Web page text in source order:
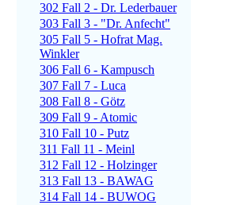
302 Fall 2 - Dr. Lederbauer
303 Fall 3 - "Dr. Anfecht"
305 Fall 5 - Hofrat Mag.
Winkler
306 Fall 6 - Kampusch
307 Fall 7 - Luca
308 Fall 8 - Götz
309 Fall 9 - Atomic
310 Fall 10 - Putz
311 Fall 11 - Meinl
312 Fall 12 - Holzinger
313 Fall 13 - BAWAG
314 Fall 14 - BUWOG